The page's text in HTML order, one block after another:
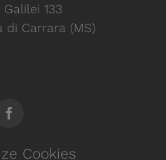
133
di Carrara (MS)
Cookies